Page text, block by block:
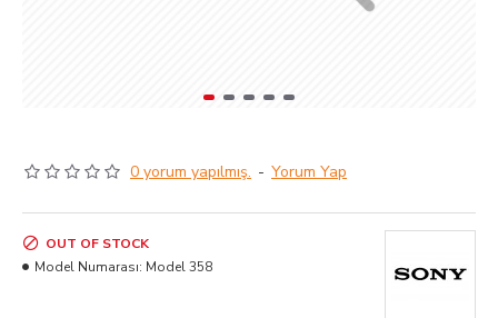
0 yorum yapılmış. - Yorum Yap
OUT OF STOCK
Model Numarası: Model 358